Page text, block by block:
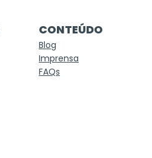
CONTEÚDO
Blog
Imprensa
FAQs